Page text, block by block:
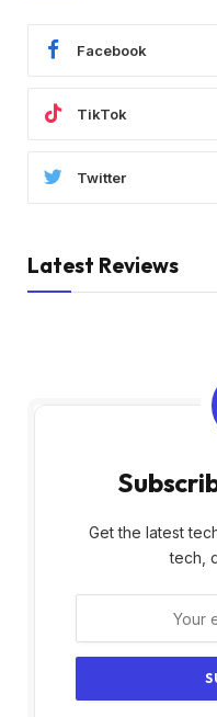
Facebook
TikTok
Twitter
Latest Reviews
Get the latest
tech,